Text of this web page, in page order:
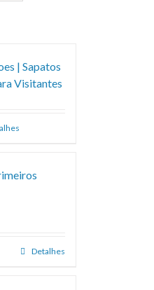
| Sapatos
Visitantes
Detalhes